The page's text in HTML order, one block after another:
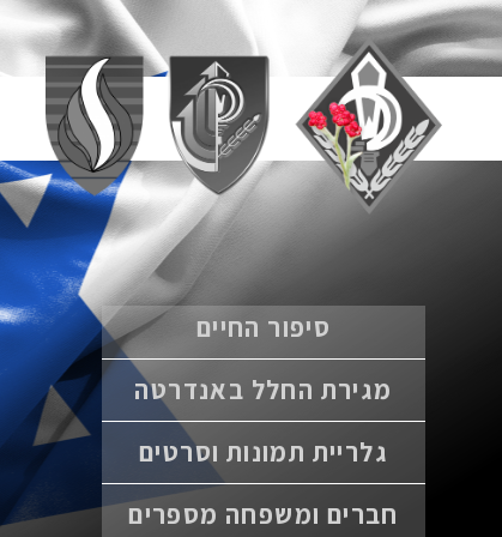
סיפור החיים
מגירת החלל באנדרטה
גלריית תמונות וסרטים
חברים ומשפחה מספרים